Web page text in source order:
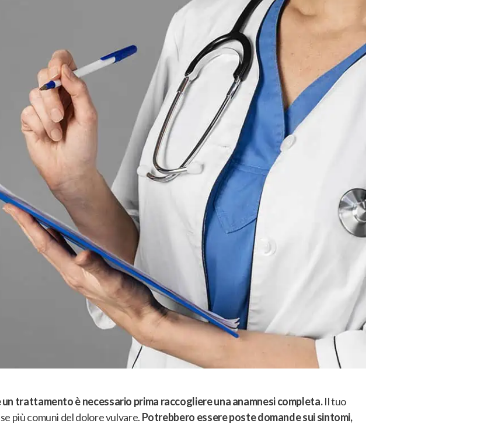
trattamento è necessario prima raccogliere una anamnesi completa.Il tuo
più comuni del dolore vulvare. Potrebbero essere poste domande sui sintomi,